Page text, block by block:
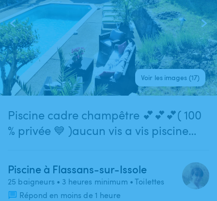
Voir les images (17)
Piscine cadre champêtre 💕💕💕( 100
% privée 💙 )aucun vis a vis piscine
Piscine à Flassans-sur-Issole
25 baigneurs • 3 heures minimum • Toilettes
Répond en moins de 1 heure